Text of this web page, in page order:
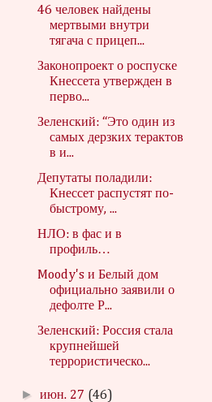
46 человек найдены
мертвыми внутри
тягача с прицеп...
Законопроект о роспуске
Кнессета утвержден в
перво...
Зеленский: “Это один из
самых дерзких терактов
в и...
Депутаты поладили:
Кнессет распустят по-
быстрому, ...
НЛО: в фас и в
профиль…
Moody's и Белый дом
официально заявили о
дефолте Р...
Зеленский: Россия стала
крупнейшей
террористическо...
►июн. 27 (46)